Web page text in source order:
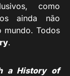
como
ainda não
mundo. Todos
.
a History of